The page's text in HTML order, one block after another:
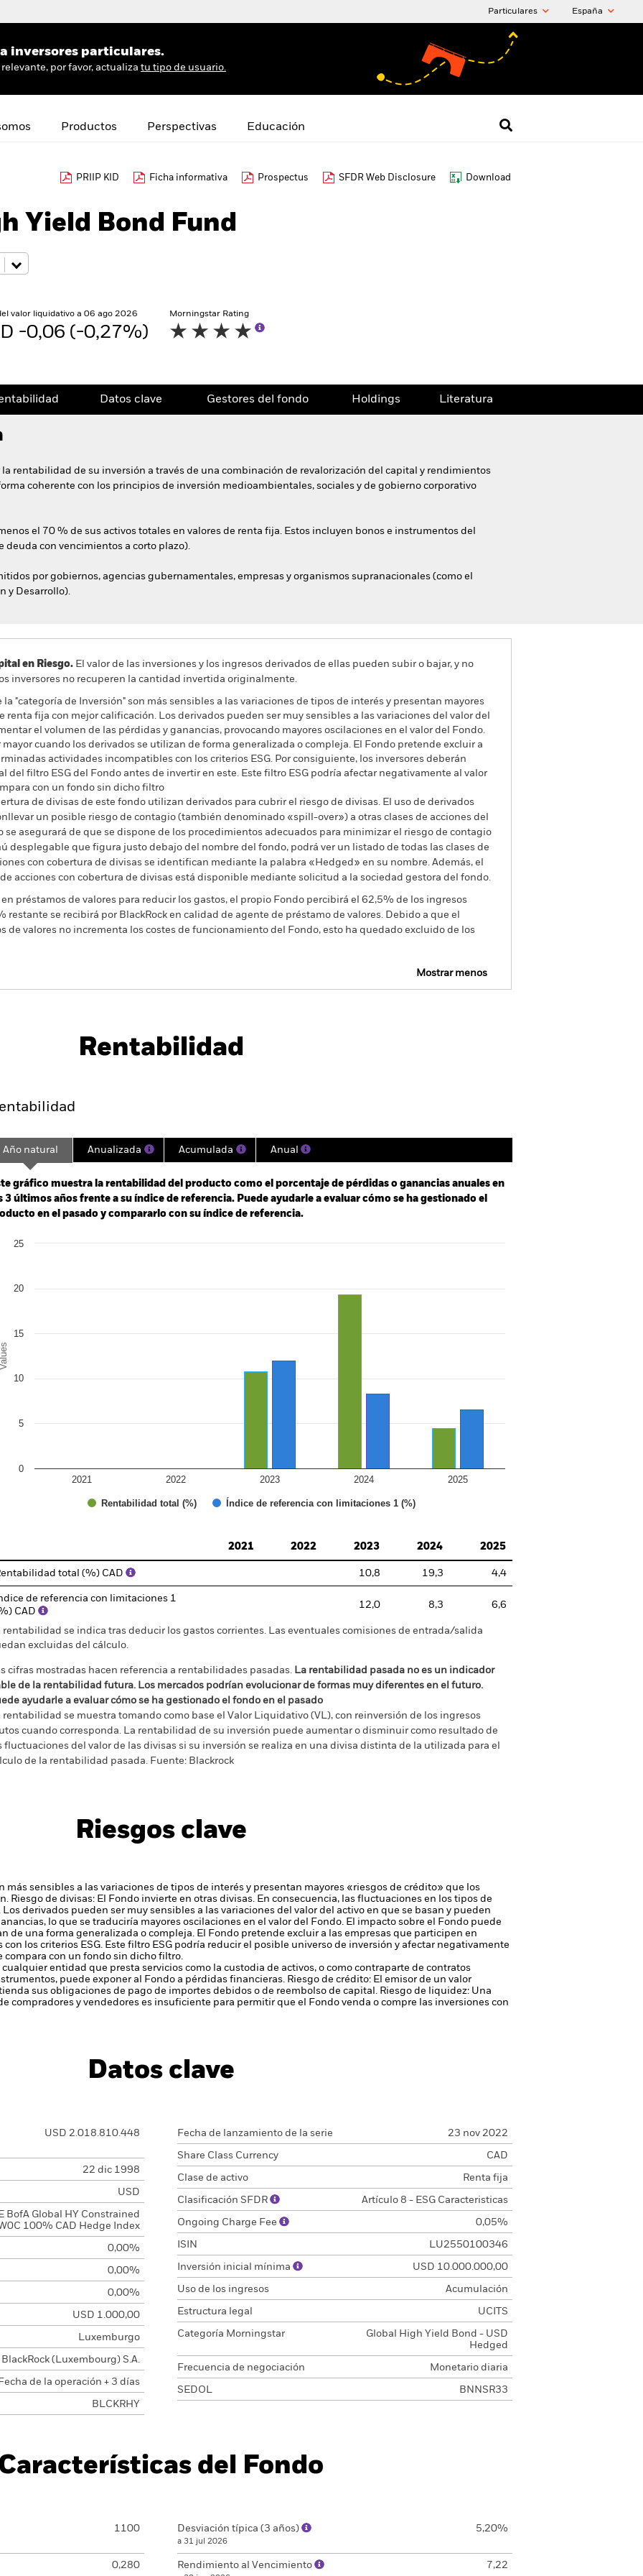
Particulares España
inversores particulares.
por favor, actualiza tu tipo de usuario.
Productos Perspectivas Educación
PRIIP KID Ficha informativa Prospectus SFDR Web Disclosure Download
Yield Bond Fund
valor liquidativo a 06 ago 2026
-0,06 (-0,27%)
Morningstar Rating
Datos clave Gestores del fondo Holdings Literatura
rentabilidad de su inversión a través de una combinación de revalorización del capital y rendimientos
coherente con los principios de inversión medioambientales, sociales y de gobierno corporativo
el 70 % de sus activos totales en valores de renta fija. Estos incluyen bonos e instrumentos del
deuda con vencimientos a corto plazo).
por gobiernos, agencias gubernamentales, empresas y organismos supranacionales (como el
y Desarrollo).
en Riesgo. El valor de las inversiones y los ingresos derivados de ellas pueden subir o bajar, y no
inversores no recuperen la cantidad invertida originalmente.
"categoría de Inversión" son más sensibles a las variaciones de tipos de interés y presentan mayores
renta fija con mejor calificación. Los derivados pueden ser muy sensibles a las variaciones del valor del
el volumen de las pérdidas y ganancias, provocando mayores oscilaciones en el valor del Fondo.
cuando los derivados se utilizan de forma generalizada o compleja. El Fondo pretende excluir a
actividades incompatibles con los criterios ESG. Por consiguiente, los inversores deberán
del filtro ESG del Fondo antes de invertir en este. Este filtro ESG podría afectar negativamente al valor
con un fondo sin dicho filtro
de divisas de este fondo utilizan derivados para cubrir el riesgo de divisas. El uso de derivados
un posible riesgo de contagio (también denominado «spill-over») a otras clases de acciones del
se asegurará de que se dispone de los procedimientos adecuados para minimizar el riesgo de contagio
desplegable que figura justo debajo del nombre del fondo, podrá ver un listado de todas las clases de
con cobertura de divisas se identifican mediante la palabra «Hedged» en su nombre. Además, el
acciones con cobertura de divisas está disponible mediante solicitud a la sociedad gestora del fondo.
préstamos de valores para reducir los gastos, el propio Fondo percibirá el 62,5% de los ingresos
restante se recibirá por BlackRock en calidad de agente de préstamo de valores. Debido a que el
de valores no incrementa los costes de funcionamiento del Fondo, esto ha quedado excluido de los
Mostrar menos
Download
Rentabilidad
2022-10-31 00:00:00 to 2026-07-31 00:00:00.
0 to 60.
Año natural Anualizada Acumulada Anual
gráfico muestra la rentabilidad del producto como el porcentaje de pérdidas o ganancias anuales en
3 últimos años frente a su índice de referencia. Puede ayudarle a evaluar cómo se ha gestionado el
en el pasado y compararlo con su índice de referencia.
chart with 2 data series.
Values
Rentabilidad total (%) Índice de referencia con limitaciones 1 (%)
2021 2022 2023 2024 2025
0
5
10
15
20
25
2021
2022 2023 2024 2025
total (%) CAD 10,8 19,3 4,4
de referencia con limitaciones 1
CAD
12,0 8,3 6,6
rentabilidad se indica tras deducir los gastos corrientes. Las eventuales comisiones de entrada/salida
excluidas del cálculo.
cifras mostradas hacen referencia a rentabilidades pasadas. La rentabilidad pasada no es un indicador
de la rentabilidad futura. Los mercados podrían evolucionar de formas muy diferentes en el futuro.
ayudarle a evaluar cómo se ha gestionado el fondo en el pasado
rentabilidad se muestra tomando como base el Valor Liquidativo (VL), con reinversión de los ingresos
cuando corresponda. La rentabilidad de su inversión puede aumentar o disminuir como resultado de
fluctuaciones del valor de las divisas si su inversión se realiza en una divisa distinta de la utilizada para el
de la rentabilidad pasada. Fuente: Blackrock
Riesgos clave
más sensibles a las variaciones de tipos de interés y presentan mayores «riesgos de crédito» que los
Riesgo de divisas: El Fondo invierte en otras divisas. En consecuencia, las fluctuaciones en los tipos de
Los derivados pueden ser muy sensibles a las variaciones del valor del activo en que se basan y pueden
lo que se traduciría mayores oscilaciones en el valor del Fondo. El impacto sobre el Fondo puede
de una forma generalizada o compleja. El Fondo pretende excluir a las empresas que participen en
los criterios ESG. Este filtro ESG podría reducir el posible universo de inversión y afectar negativamente
compara con un fondo sin dicho filtro.
entidad que presta servicios como la custodia de activos, o como contraparte de contratos
puede exponer al Fondo a pérdidas financieras. Riesgo de crédito: El emisor de un valor
sus obligaciones de pago de importes debidos o de reembolso de capital. Riesgo de liquidez: Una
compradores y vendedores es insuficiente para permitir que el Fondo venda o compre las inversiones con
Datos clave
USD 2.018.810.448
22 dic 1998
USD
BofA Global HY Constrained
100% CAD Hedge Index
0,00%
0,00%
0,00%
USD 1.000,00
Luxemburgo
BlackRock (Luxembourg) S.A.
Fecha de la operación + 3 días
BLCKRHY
Fecha de lanzamiento de la serie 23 nov 2022
Share Class Currency CAD
Clase de activo Renta fija
Clasificación SFDR Artículo 8 - ESG Caracteristicas
Ongoing Charge Fee 0,05%
ISIN LU2550100346
Inversión inicial mínima USD 10.000.000,00
Uso de los ingresos Acumulación
Estructura legal UCITS
Categoría Morningstar
Global High Yield Bond - USD
Hedged
Frecuencia de negociación Monetario diaria
SEDOL BNNSR33
del Fondo
1100
0,280
Desviación típica (3 años)
a 31 jul 2026
5,20%
Rendimiento al Vencimiento 7,22